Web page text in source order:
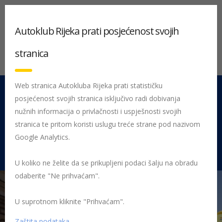
051 212 442 Centrala
Pon - Pet 08:00 - 16:00
Rujevica 9/1, 51000 Rijeka
Početna Posljednje objavljene novosti
Autoklub Rijeka prati posjećenost svojih
stranica
Web stranica Autokluba Rijeka prati statističku
posjećenost svojih stranica isključivo radi dobivanja
nužnih informacija o privlačnosti i uspješnosti svojih
stranica te pritom koristi uslugu treće strane pod nazivom
Google Analytics.
U koliko ne želite da se prikupljeni podaci šalju na obradu
odaberite "Ne prihvaćam".
U suprotnom kliknite "Prihvaćam".